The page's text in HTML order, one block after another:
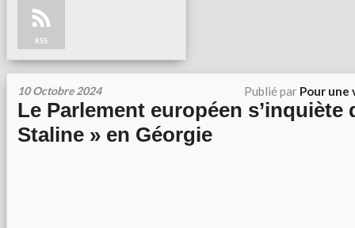
RSS
10 Octobre 2024 Publié par Pour une
Le Parlement européen s’inquiète
Staline » en Géorgie